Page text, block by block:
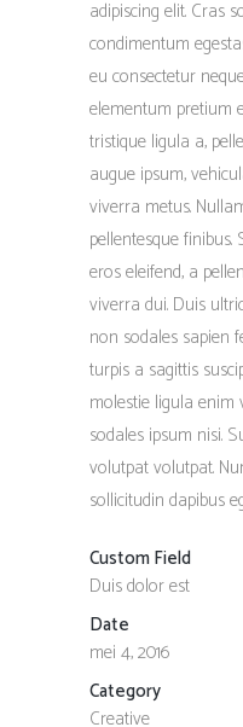
adipiscing elit. Cras
condimentum
eu consectetur
elementum pretium
tristique ligula a,
augue ipsum,
viverra metus.
pellentesque
eros eleifend, a
viverra dui. Duis
non sodales sapien
turpis a sagittis
molestie ligula enim
sodales ipsum nisi.
volutpat volutpat.
sollicitudin dapibus
Custom Field
Duis dolor est
Date
mei 4, 2016
Category
Creative